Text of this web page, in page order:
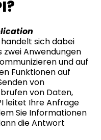
handelt sich dabei
Anwendungen
und auf
Funktionen auf
von
von Daten,
leitet Ihre Anfrage
Sie Informationen
die Antwort